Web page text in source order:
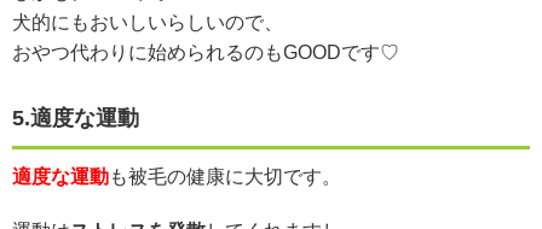
犬的にもおいしいらしいので、
おやつ代わりに始められるのもGOODです♡
5.適度な運動
適度な運動も被毛の健康に大切です。